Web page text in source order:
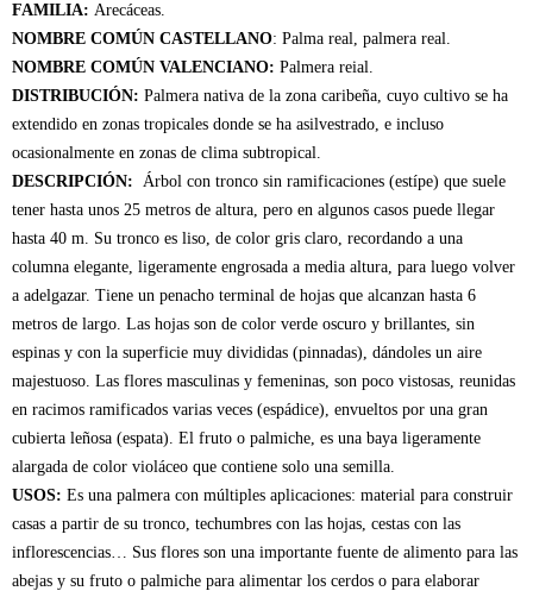
FAMILIA: Arecáceas.
NOMBRE COMÚN CASTELLANO: Palma real, palmera real.
NOMBRE COMÚN VALENCIANO: Palmera reial.
DISTRIBUCIÓN: Palmera nativa de la zona caribeña, cuyo cultivo se ha
extendido en zonas tropicales donde se ha asilvestrado, e incluso
ocasionalmente en zonas de clima subtropical.
DESCRIPCIÓN: Árbol con tronco sin ramificaciones (estípe) que suele
tener hasta unos 25 metros de altura, pero en algunos casos puede llegar
hasta 40 m. Su tronco es liso, de color gris claro, recordando a una
columna elegante, ligeramente engrosada a media altura, para luego volver
a adelgazar. Tiene un penacho terminal de hojas que alcanzan hasta 6
metros de largo. Las hojas son de color verde oscuro y brillantes, sin
espinas y con la superficie muy divididas (pinnadas), dándoles un aire
majestuoso. Las flores masculinas y femeninas, son poco vistosas, reunidas
en racimos ramificados varias veces (espádice), envueltos por una gran
cubierta leñosa (espata). El fruto o palmiche, es una baya ligeramente
alargada de color violáceo que contiene solo una semilla.
USOS: Es una palmera con múltiples aplicaciones: material para construir
casas a partir de su tronco, techumbres con las hojas, cestas con las
inflorescencias… Sus flores son una importante fuente de alimento para las
abejas y su fruto o palmiche para alimentar los cerdos o para elaborar